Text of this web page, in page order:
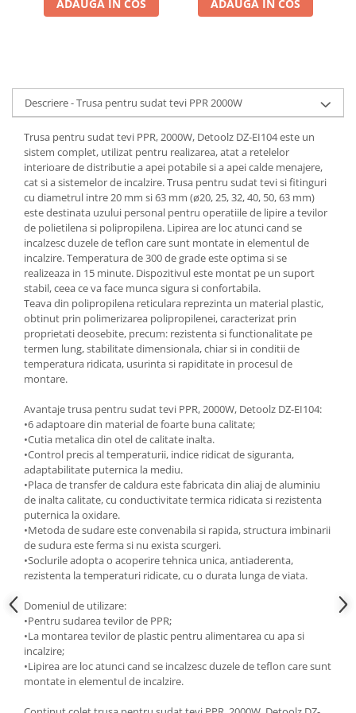
ADAUGA IN COS ADAUGA IN COS
Descriere - Trusa pentru sudat tevi PPR 2000W
Trusa pentru sudat tevi PPR, 2000W, Detoolz DZ-EI104 este un
sistem complet, utilizat pentru realizarea, atat a retelelor
interioare de distributie a apei potabile si a apei calde menajere,
cat si a sistemelor de incalzire. Trusa pentru sudat tevi si fitinguri
cu diametrul intre 20 mm si 63 mm (ø20, 25, 32, 40, 50, 63 mm)
este destinata uzului personal pentru operatiile de lipire a tevilor
de polietilena si polipropilena. Lipirea are loc atunci cand se
incalzesc duzele de teflon care sunt montate in elementul de
incalzire. Temperatura de 300 de grade este optima si se
realizeaza in 15 minute. Dispozitivul este montat pe un suport
stabil, ceea ce va face munca sigura si confortabila.
Teava din polipropilena reticulara reprezinta un material plastic,
obtinut prin polimerizarea polipropilenei, caracterizat prin
proprietati deosebite, precum: rezistenta si functionalitate pe
termen lung, stabilitate dimensionala, chiar si in conditii de
temperatura ridicata, usurinta si rapiditate in procesul de
montare.
Avantaje trusa pentru sudat tevi PPR, 2000W, Detoolz DZ-EI104:
•6 adaptoare din material de foarte buna calitate;
•Cutia metalica din otel de calitate inalta.
•Control precis al temperaturii, indice ridicat de siguranta,
adaptabilitate puternica la mediu.
•Placa de transfer de caldura este fabricata din aliaj de aluminiu
de inalta calitate, cu conductivitate termica ridicata si rezistenta
puternica la oxidare.
•Metoda de sudare este convenabila si rapida, structura imbinarii
de sudura este ferma si nu exista scurgeri.
•Soclurile adopta o acoperire tehnica unica, antiaderenta,
rezistenta la temperaturi ridicate, cu o durata lunga de viata.
Domeniul de utilizare:
•Pentru sudarea tevilor de PPR;
•La montarea tevilor de plastic pentru alimentarea cu apa si
incalzire;
•Lipirea are loc atunci cand se incalzesc duzele de teflon care sunt
montate in elementul de incalzire.